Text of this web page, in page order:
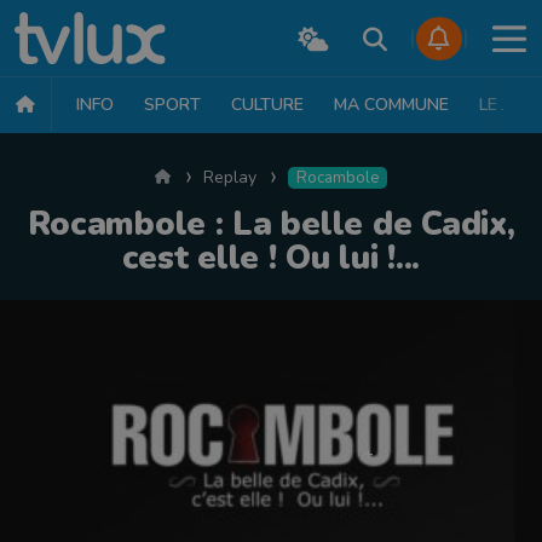
INFO SPORT CULTURE MA COMMUNE LE JT
AccueilReplay Rocambole
Rocambole : La belle de Cadix,
cest elle ! Ou lui !...